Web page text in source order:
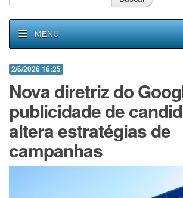
MENU
2/6/2026 16:25
Nova diretriz do
publicidade de
altera estratégias de
campanhas